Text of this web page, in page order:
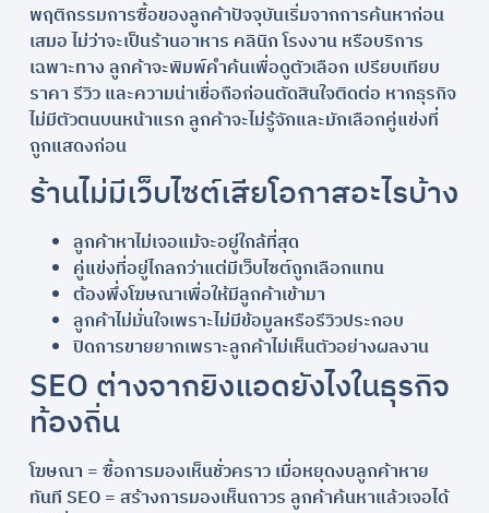
พฤติกรรมการซื้อของลูกค้าปัจจุบันเริ่มจากการค้นหาก่อน
เสมอ ไม่ว่าจะเป็นร้านอาหาร คลินิก โรงงาน หรือบริการ
เฉพาะทาง ลูกค้าจะพิมพ์คำค้นเพื่อดูตัวเลือก เปรียบเทียบ
ราคา รีวิว และความน่าเชื่อถือก่อนตัดสินใจติดต่อ หากธุรกิจ
ไม่มีตัวตนบนหน้าแรก ลูกค้าจะไม่รู้จักและมักเลือกคู่แข่งที่
ถูกแสดงก่อน
ร้านไม่มีเว็บไซต์เสียโอกาสอะไรบ้าง
ลูกค้าหาไม่เจอแม้จะอยู่ใกล้ที่สุด
คู่แข่งที่อยู่ไกลกว่าแต่มีเว็บไซต์ถูกเลือกแทน
ต้องพึ่งโฆษณาเพื่อให้มีลูกค้าเข้ามา
ลูกค้าไม่มั่นใจเพราะไม่มีข้อมูลหรือรีวิวประกอบ
ปิดการขายยากเพราะลูกค้าไม่เห็นตัวอย่างผลงาน
SEO ต่างจากยิงแอดยังไงในธุรกิจ
ท้องถิ่น
โฆษณา = ซื้อการมองเห็นชั่วคราว เมื่อหยุดงบลูกค้าหาย
ทันที SEO = สร้างการมองเห็นถาวร ลูกค้าค้นหาแล้วเจอได้